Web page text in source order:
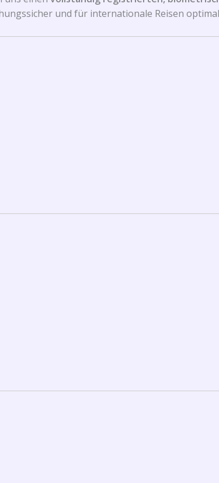
und für internationale Reisen